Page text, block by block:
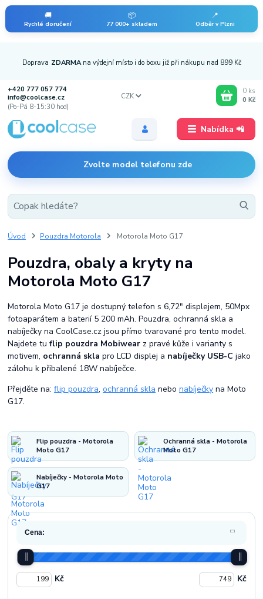
🚚
Rychlé doručení
📦
77 000+ skladem
📍
Odběr v Plzni
Nabídka 📲
Doprava ZDARMA na výdejní místo i do boxu již při nákupu nad 899 Kč
+420 777 057 774
info@coolcase.cz
(Po-Pá 8-15:30 hod)
Zvolte model telefonu zde
CZK
0 ks
0 Kč
Úvod Pouzdra Motorola Motorola Moto G17
Pouzdra, obaly a kryty na
Motorola Moto G17
Motorola Moto G17 je dostupný telefon s 6,72" displejem, 50Mpx
fotoaparátem a baterií 5 200 mAh. Pouzdra, ochranná skla a
nabíječky na CoolCase.cz jsou přímo tvarované pro tento model.
Najdete tuflip pouzdra Mobiwear z pravé kůže i varianty s
motivem, ochranná skla pro LCD displej a nabíječky USB-C jako
zálohu k přibalené 18W nabíječce.
Přejděte na:flip pouzdra,ochranná skla nebonabíječky na Moto
G17.
Flip pouzdra - Motorola
Moto G17
Ochranná skla - Motorola
Moto G17
Nabíječky - Motorola Moto
G17
Cena:
Kč Kč